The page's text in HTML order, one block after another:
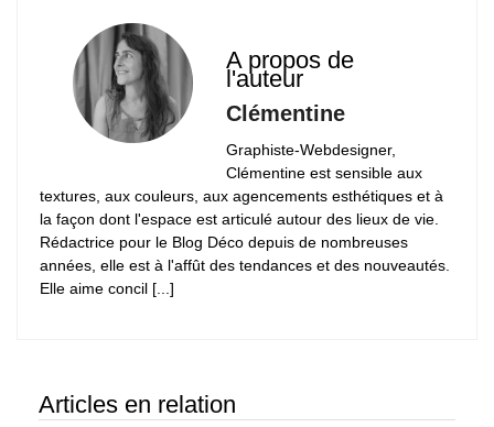
A propos de
l'auteur
Clémentine
Graphiste-Webdesigner,
Clémentine est sensible aux
textures, aux couleurs, aux agencements esthétiques et à
la façon dont l'espace est articulé autour des lieux de vie.
Rédactrice pour le Blog Déco depuis de nombreuses
années, elle est à l'affût des tendances et des nouveautés.
Elle aime concil [...]
Articles en relation